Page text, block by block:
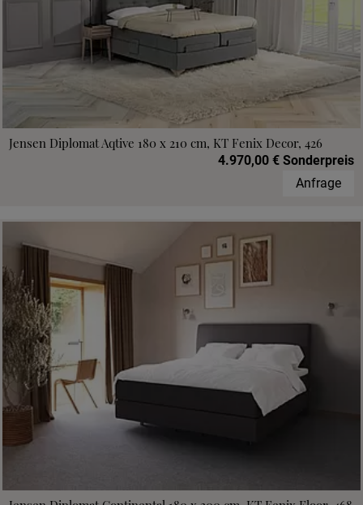
Jensen Diplomat Aqtive 180 x 210 cm, KT Fenix Decor, 426
4.970,00 € Sonderpreis
Anfrage